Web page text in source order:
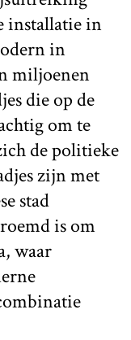
installatie in
in
miljoenen
die op de
om te
de politieke
zijn met
stad
is om
waar